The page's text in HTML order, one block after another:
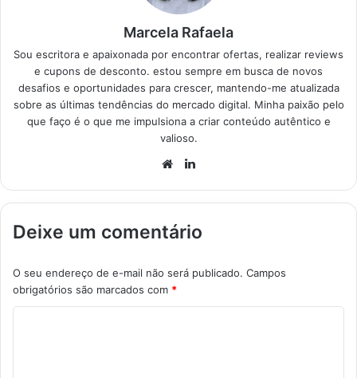
Marcela Rafaela
Sou escritora e apaixonada por encontrar ofertas, realizar reviews
e cupons de desconto. estou sempre em busca de novos
desafios e oportunidades para crescer, mantendo-me atualizada
sobre as últimas tendências do mercado digital. Minha paixão pelo
que faço é o que me impulsiona a criar conteúdo autêntico e
valioso.
Website
Deixe um comentário
O seu endereço de e-mail não será publicado. Campos
obrigatórios são marcados com *